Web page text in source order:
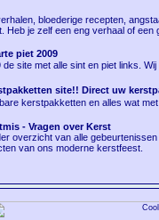
bloederige recepten,
Heb je zelf een eng verhaal of
piet 2009
de site met alle sint en piet links.
site!! Direct uw
kerstpakketten en alles wat
- Vragen over Kerst
overzicht van alle
van ons moderne kerstfeest.